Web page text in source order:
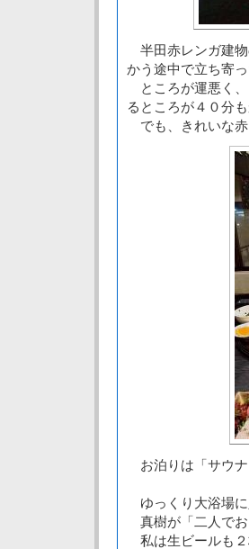
半田赤レンガ建物
かう途中で立ち寄っ
ところが運悪く、
るところが４０分も
でも、きれいな
お泊りは「サウ
ゆっくり大浴場に
真樹が「二人でお
私は生ビールも２